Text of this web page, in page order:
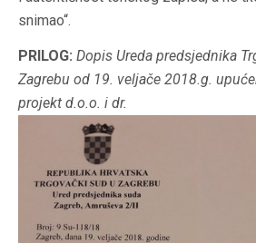
snimao“.
PRILOG: Dopis Ureda predsjednika
Zagrebu od 19. veljače 2018.g.
projekt d.o.o. i dr.